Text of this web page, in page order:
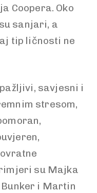
Coopera. Oko
sanjari, a
tip ličnosti ne
savjesni i
stresom,
su Majka
Bunker i Martin